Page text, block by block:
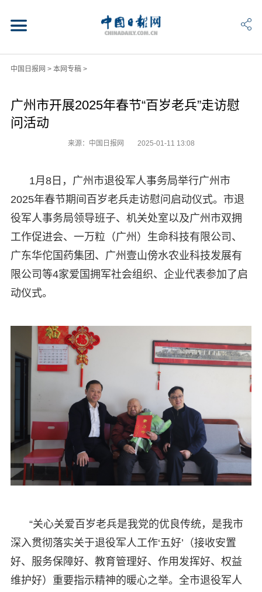
中国日报网 > 本网专稿>
广州市开展2025年春节“百岁老兵”走访慰
问活动
来源：中国日报网 2025-01-11 13:08
1月8日，广州市退役军人事务局举行广州市
2025年春节期间百岁老兵走访慰问启动仪式。市退
役军人事务局领导班子、机关处室以及广州市双拥
工作促进会、一万粒（广州）生命科技有限公司、
广东华佗国药集团、广州壹山傍水农业科技发展有
限公司等4家爱国拥军社会组织、企业代表参加了启
动仪式。
“关心关爱百岁老兵是我党的优良传统，是我市
深入贯彻落实关于退役军人工作‘五好’（接收安置
好、服务保障好、教育管理好、作用发挥好、权益
维护好）重要指示精神的暖心之举。全市退役军人